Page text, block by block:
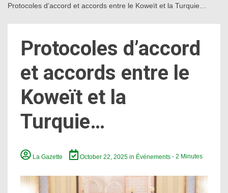
Protocoles d’accord et accords entre le Koweït et la Turquie…
Protocoles d’accord
et accords entre le
Koweït et la
Turquie…
La Gazette October 22, 2025in Événements - 2 Minutes